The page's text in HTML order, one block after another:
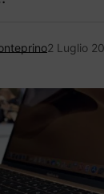
2 Luglio